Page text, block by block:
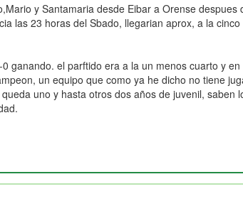
y Santamaria desde Eibar a Orense
las 23 horas del Sbado, llegarian aprox, a la
ganando. el parftido era a la un menos cuarto y
un equipo que como ya he dicho no tiene
uno y hasta otros dos años de juvenil,